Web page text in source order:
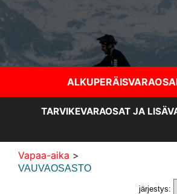
TARVIKEVARAOSAT JA
Vapaa-aika >
VAUVAOSASTO
järjestys: